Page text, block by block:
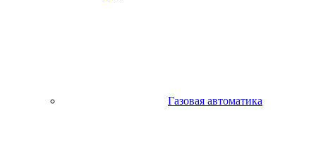
Газовая автоматика